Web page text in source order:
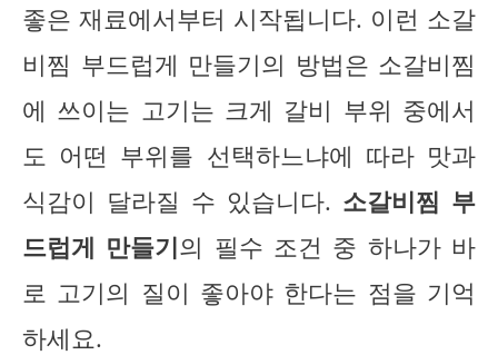
좋은 재료에서부터 시작됩니다. 이런 소갈
비찜 부드럽게 만들기의 방법은 소갈비찜
에 쓰이는 고기는 크게 갈비 부위 중에서
도 어떤 부위를 선택하느냐에 따라 맛과
식감이 달라질 수 있습니다. 소갈비찜 부
드럽게 만들기의 필수 조건 중 하나가 바
로 고기의 질이 좋아야 한다는 점을 기억
하세요.